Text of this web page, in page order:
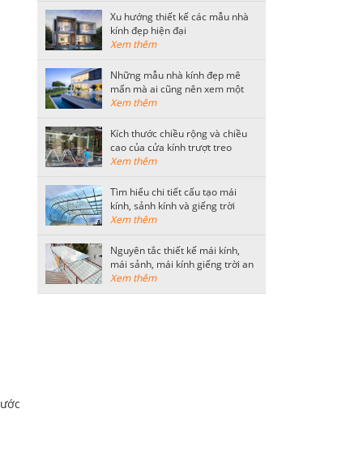
Xu hướng thiết kế các mẫu nhà
kính đẹp hiện đại
Xem thêm
Những mẫu nhà kính đẹp mê
mẩn mà ai cũng nên xem một
lần
Xem thêm
Kích thước chiều rộng và chiều
cao của cửa kính trượt treo
thông dụng
Xem thêm
Tìm hiểu chi tiết cấu tạo mái
kính, sảnh kính và giếng trời
bằng kính cường lực
Xem thêm
Nguyên tắc thiết kế mái kính,
mái sảnh, mái kính giếng trời an
toàn
Xem thêm